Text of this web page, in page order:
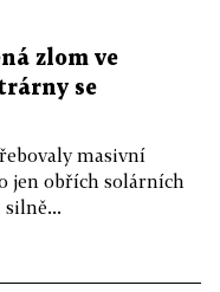
zlom ve
se
masivní
jen obřích solárních
silně...